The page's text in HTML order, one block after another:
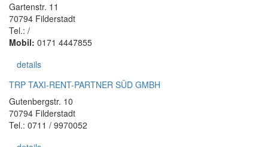
Gartenstr. 11
70794 Filderstadt
Tel.: /
Mobil: 0171 4447855
details
TRP TAXI-RENT-PARTNER SÜD GMBH
Gutenbergstr. 10
70794 Filderstadt
Tel.: 0711 / 9970052